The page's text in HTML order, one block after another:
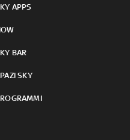
APPS
BAR
SKY